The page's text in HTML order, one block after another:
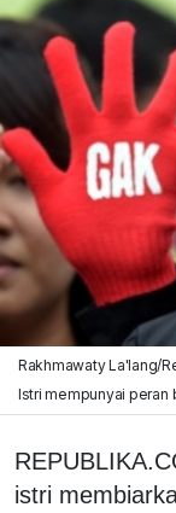
Rakhmawaty La'lang/
Istri mempunyai peran
istri